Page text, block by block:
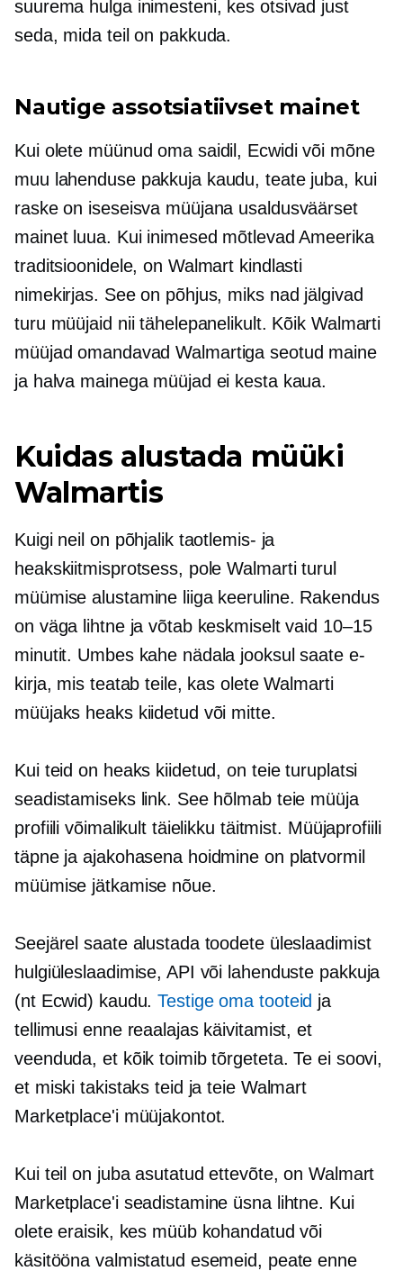
suurema hulga inimesteni, kes otsivad just
seda, mida teil on pakkuda.
Nautige assotsiatiivset mainet
Kui olete müünud ​​oma saidil, Ecwidi või mõne
muu lahenduse pakkuja kaudu, teate juba, kui
raske on iseseisva müüjana usaldusväärset
mainet luua. Kui inimesed mõtlevad Ameerika
traditsioonidele, on Walmart kindlasti
nimekirjas. See on põhjus, miks nad jälgivad
turu müüjaid nii tähelepanelikult. Kõik Walmarti
müüjad omandavad Walmartiga seotud maine
ja halva mainega müüjad ei kesta kaua.
Kuidas alustada müüki
Walmartis
Kuigi neil on põhjalik taotlemis- ja
heakskiitmisprotsess, pole Walmarti turul
müümise alustamine liiga keeruline. Rakendus
on väga lihtne ja võtab keskmiselt vaid 10–15
minutit. Umbes kahe nädala jooksul saate e-
kirja, mis teatab teile, kas olete Walmarti
müüjaks heaks kiidetud või mitte.
Kui teid on heaks kiidetud, on teie turuplatsi
seadistamiseks link. See hõlmab teie müüja
profiili võimalikult täielikku täitmist. Müüjaprofiili
täpne ja ajakohasena hoidmine on platvormil
müümise jätkamise nõue.
Seejärel saate alustada toodete üleslaadimist
hulgiüleslaadimise, API või lahenduste pakkuja
(nt Ecwid) kaudu.Testige oma tooteid ja
tellimusi enne reaalajas käivitamist, et
veenduda, et kõik toimib tõrgeteta. Te ei soovi,
et miski takistaks teid ja teie Walmart
Marketplace'i müüjakontot.
Kui teil on juba asutatud ettevõte, on Walmart
Marketplace'i seadistamine üsna lihtne. Kui
olete eraisik, kes müüb kohandatud või
käsitööna valmistatud esemeid, peate enne